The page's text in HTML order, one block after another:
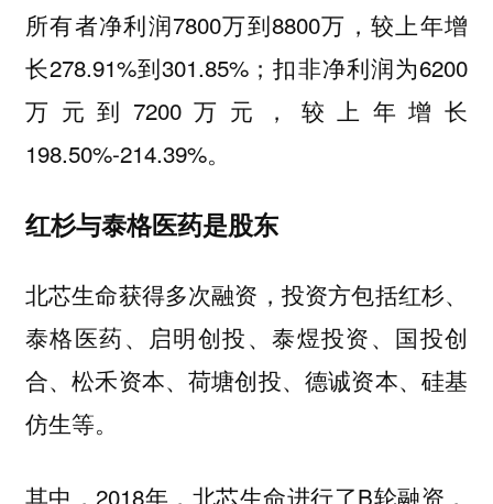
所有者净利润7800万到8800万，较上年增
长278.91%到301.85%；扣非净利润为6200
万元到7200万元，较上年增长
198.50%-214.39%。
红杉与泰格医药是股东
北芯生命获得多次融资，投资方包括红杉、
泰格医药、启明创投、泰煜投资、国投创
合、松禾资本、荷塘创投、德诚资本、硅基
仿生等。
其中，2018年，北芯生命进行了B轮融资，